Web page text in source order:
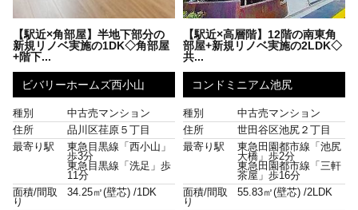
【駅近×角部屋】半地下部分の
新規リノベ実施の1DK◇角部屋
+階下...
ビバリーホームズ西小山
種別
中古売マンション
住所
品川区荏原５丁目
最寄り駅
東急目黒線「西小山」
歩3分
東急目黒線「洗足」歩
11分
面積/間取
り
34.25㎡(壁芯) /1DK
【駅近×高層階】12階の南東角
部屋+新規リノベ実施の2LDK◇
共...
コンドミニアム池尻
種別
中古売マンション
住所
世田谷区池尻２丁目
最寄り駅
東急田園都市線「池尻
大橋」歩2分
東急田園都市線「三軒
茶屋」歩16分
面積/間取
り
55.83㎡(壁芯) /2LDK